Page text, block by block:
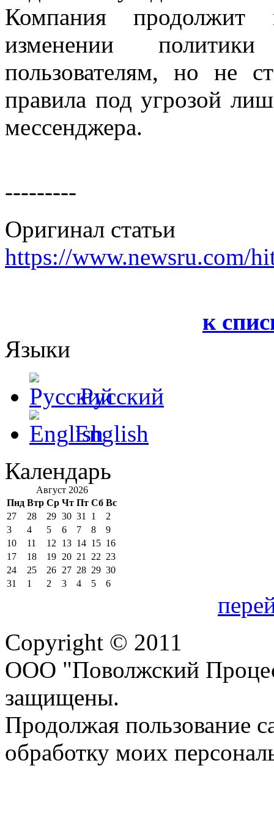
Компания продолжит
изменении
пользователям, но не
правила под угрозой
мессенджера.
---------
Оригинал статьи
https://www.newsru.com/
к
Языки
Русский
English
Календарь
Август 2026
Пнд Втр Ср Чт Пт Сб Вс
27
28 29 30 31 1
2
3
4 5 6 7 8
9
10
11 12 13 14 15 16
17
18 19 20 21 22 23
24
25 26 27 28 29 30
31
1 2 3 4 5 6
Copyright © 2011
ООО "Поволжский
защищены.
Продолжая пользование
обработку моих